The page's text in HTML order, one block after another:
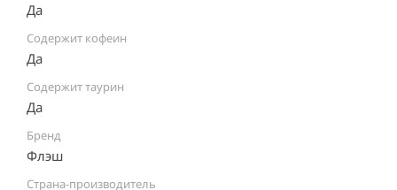
Да
Содержит кофеин
Да
Содержит таурин
Да
Бренд
Флэш
Страна-производитель